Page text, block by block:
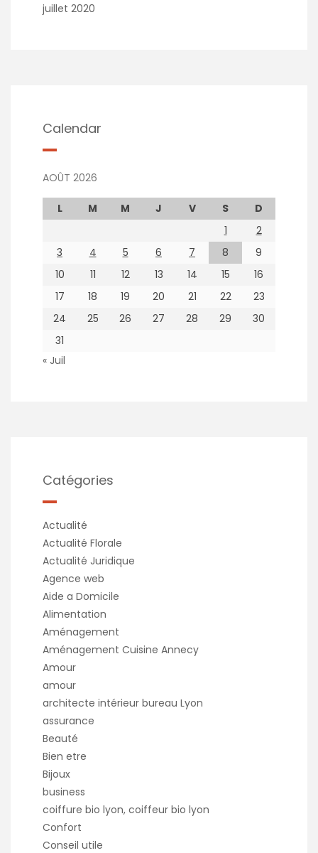
juillet 2020
Calendar
AOÛT 2026
L M M J V S
D
1
2
3
4 5 6 7 8
9
10
11 12 13 14 15
16
17
18 19 20 21 22
23
24
25 26 27 28 29
30
31
« Juil
Catégories
Actualité
Actualité Florale
Actualité Juridique
Agence web
Aide a Domicile
Alimentation
Aménagement
Aménagement Cuisine Annecy
Amour
amour
architecte intérieur bureau Lyon
assurance
Beauté
Bien etre
Bijoux
business
coiffure bio lyon, coiffeur bio lyon
Confort
Conseil utile